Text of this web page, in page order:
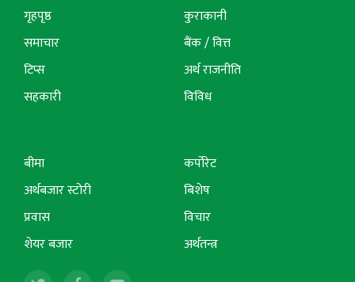
गृहपृष्ठ
समाचार
टिप्स
सहकारी
कुराकानी
बैंक / वित्त
अर्थ राजनीति
विविध
बीमा
अर्थबजार स्टोरी
प्रवास
शेयर बजार
कर्पोरेट
बिशेष
विचार
अर्थतन्त्र